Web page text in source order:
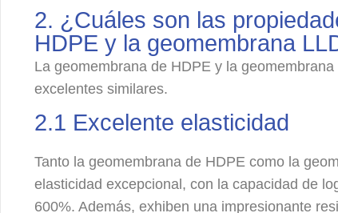
2. ¿Cuáles son las
HDPE y la geomembrana
La geomembrana de HDPE y la
excelentes similares.
2.1 Excelente elasticidad
Tanto la geomembrana de HDPE como la
elasticidad excepcional, con la capacidad de
600%. Además, exhiben una impresionante